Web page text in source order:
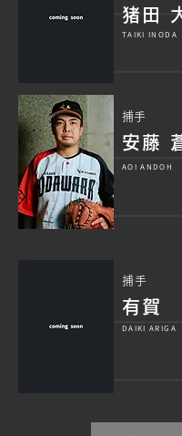
猪田
TAIKI INODA
​捕手
安藤
AOI ANDOH
捕手
有賀
DAIKI ARIGA